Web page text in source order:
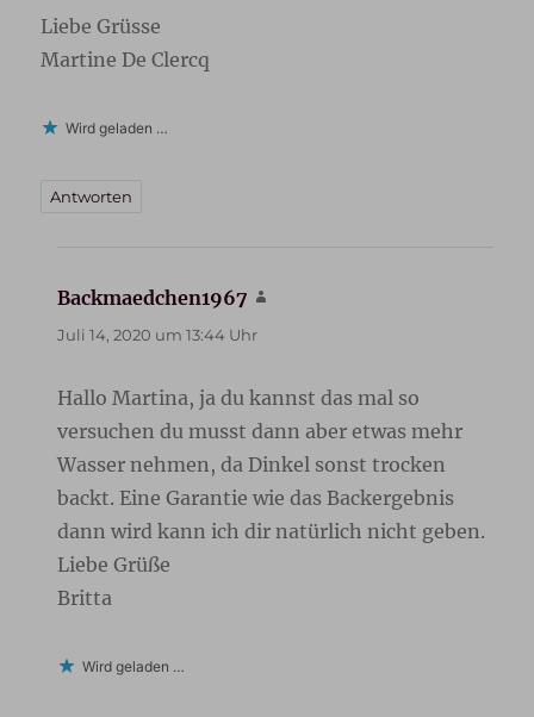
Liebe Grüsse
Martine De Clercq
Wird geladen …
Antworten
Backmaedchen1967
Juli 14, 2020 um 13:44 Uhr
Hallo Martina, ja du kannst das mal so
versuchen du musst dann aber etwas mehr
Wasser nehmen, da Dinkel sonst trocken
backt. Eine Garantie wie das Backergebnis
dann wird kann ich dir natürlich nicht geben.
Liebe Grüße
Britta
Wird geladen …